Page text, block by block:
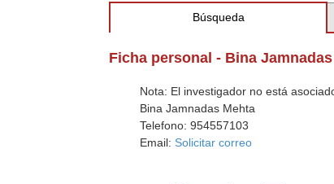
Búsqueda
Ficha personal - Bina
Nota: El investigador no está
Bina Jamnadas Mehta
Telefono: 954557103
Email: Solicitar correo